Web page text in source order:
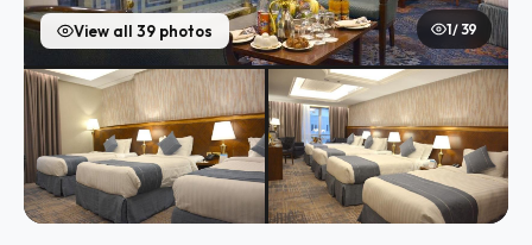
View all 39 photos 1 / 39